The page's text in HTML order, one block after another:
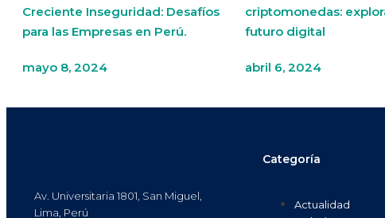
Creciente Inseguridad: Desafíos
para las Empresas en Perú.
mayo 8, 2024
criptomonedas:
futuro digital
abril 6, 2024
Av. Universitaria 1801, San Miguel,
Lima, Perú
Categoría
Actualidad